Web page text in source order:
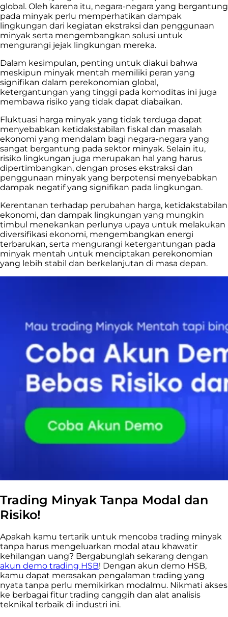
global. Oleh karena itu, negara-negara yang bergantung
pada minyak perlu memperhatikan dampak
lingkungan dari kegiatan ekstraksi dan penggunaan
minyak serta mengembangkan solusi untuk
mengurangi jejak lingkungan mereka.
Dalam kesimpulan, penting untuk diakui bahwa
meskipun minyak mentah memiliki peran yang
signifikan dalam perekonomian global,
ketergantungan yang tinggi pada komoditas ini juga
membawa risiko yang tidak dapat diabaikan.
Fluktuasi harga minyak yang tidak terduga dapat
menyebabkan ketidakstabilan fiskal dan masalah
ekonomi yang mendalam bagi negara-negara yang
sangat bergantung pada sektor minyak. Selain itu,
risiko lingkungan juga merupakan hal yang harus
dipertimbangkan, dengan proses ekstraksi dan
penggunaan minyak yang berpotensi menyebabkan
dampak negatif yang signifikan pada lingkungan.
Kerentanan terhadap perubahan harga, ketidakstabilan
ekonomi, dan dampak lingkungan yang mungkin
timbul menekankan perlunya upaya untuk melakukan
diversifikasi ekonomi, mengembangkan energi
terbarukan, serta mengurangi ketergantungan pada
minyak mentah untuk menciptakan perekonomian
yang lebih stabil dan berkelanjutan di masa depan.
Trading Minyak Tanpa Modal dan
Risiko!
Apakah kamu tertarik untuk mencoba trading minyak
tanpa harus mengeluarkan modal atau khawatir
kehilangan uang? Bergabunglah sekarang dengan
akun demo trading HSB! Dengan akun demo HSB,
kamu dapat merasakan pengalaman trading yang
nyata tanpa perlu memikirkan modalmu. Nikmati akses
ke berbagai fitur trading canggih dan alat analisis
teknikal terbaik di industri ini.